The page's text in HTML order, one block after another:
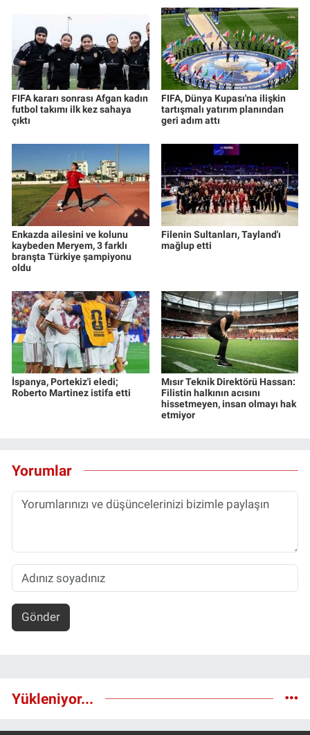
FIFA kararı sonrası Afgan kadın
futbol takımı ilk kez sahaya
çıktı
FIFA, Dünya Kupası'na ilişkin
tartışmalı yatırım planından
geri adım attı
Enkazda ailesini ve kolunu
kaybeden Meryem, 3 farklı
branşta Türkiye şampiyonu
oldu
Filenin Sultanları, Tayland'ı
mağlup etti
İspanya, Portekiz'i eledi;
Roberto Martinez istifa etti
Mısır Teknik Direktörü Hassan:
Filistin halkının acısını
hissetmeyen, insan olmayı hak
etmiyor
Yorumlar
Gönder
Yükleniyor...